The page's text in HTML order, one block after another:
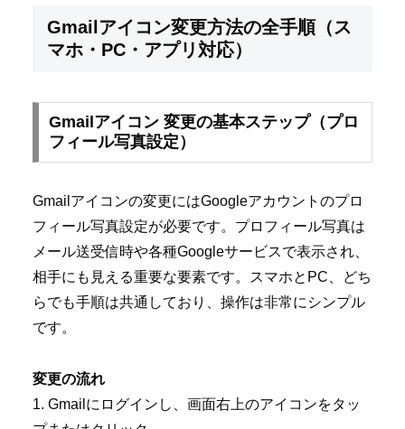
Gmailアイコン変更方法の全手順（ス
マホ・PC・アプリ対応）
Gmailアイコン 変更の基本ステップ（プロ
フィール写真設定）
Gmailアイコンの変更にはGoogleアカウントのプロ
フィール写真設定が必要です。プロフィール写真は
メール送受信時や各種Googleサービスで表示され、
相手にも見える重要な要素です。スマホとPC、どち
らでも手順は共通しており、操作は非常にシンプル
です。
変更の流れ
1. Gmailにログインし、画面右上のアイコンをタッ